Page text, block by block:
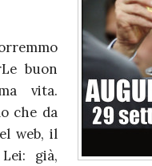
buon
vita.
che da
web, il
già,